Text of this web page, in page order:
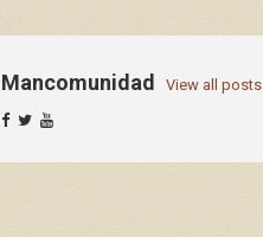
Mancomunidad View all posts